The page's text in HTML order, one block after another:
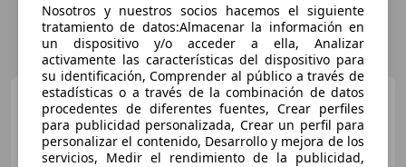
CUPRA Formentor1.5 TSI
ACT
Nosotros y nuestros socios hacemos el siguiente
tratamiento de datos:Almacenar la información en
un dispositivo y/o acceder a ella, Analizar
activamente las características del dispositivo para
su identificación, Comprender al público a través de
estadísticas o a través de la combinación de datos
procedentes de diferentes fuentes, Crear perfiles
para publicidad personalizada, Crear un perfil para
personalizar el contenido, Desarrollo y mejora de los
servicios, Medir el rendimiento de la publicidad,